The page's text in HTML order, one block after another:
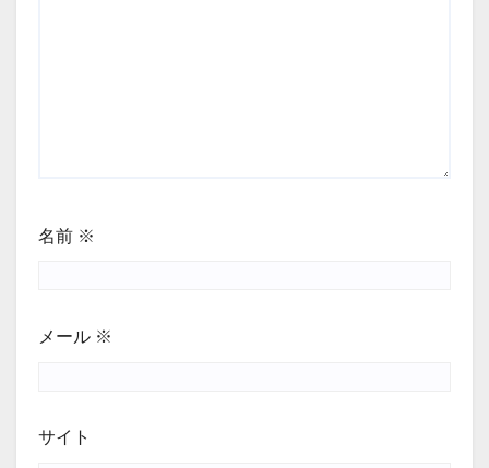
名前 ※
メール ※
サイト